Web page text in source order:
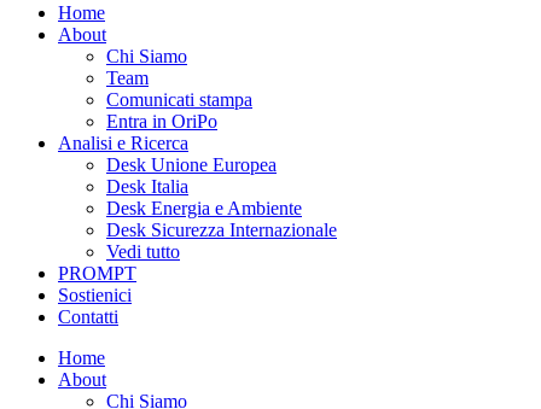
Home
About
Chi Siamo
Team
Comunicati stampa
Entra in OriPo
Analisi e Ricerca
Desk Unione Europea
Desk Italia
Desk Energia e Ambiente
Desk Sicurezza Internazionale
Vedi tutto
PROMPT
Sostienici
Contatti
Home
About
Chi Siamo